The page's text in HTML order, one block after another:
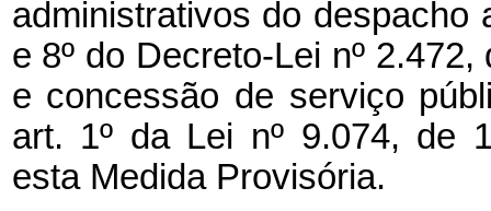
administrativos do despacho
e 8º do Decreto-Lei nº
e concessão de serviço
art. 1º da Lei nº 9.074, de
esta Medida Provisória.